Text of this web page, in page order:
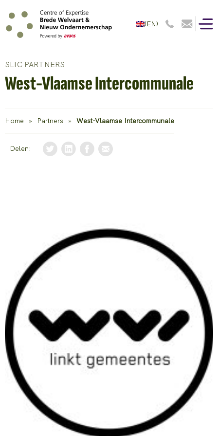
(EN)
SLIC PARTNERS
West-Vlaamse Intercommunale
Home » Partners » West-Vlaamse Intercommunale
Delen: